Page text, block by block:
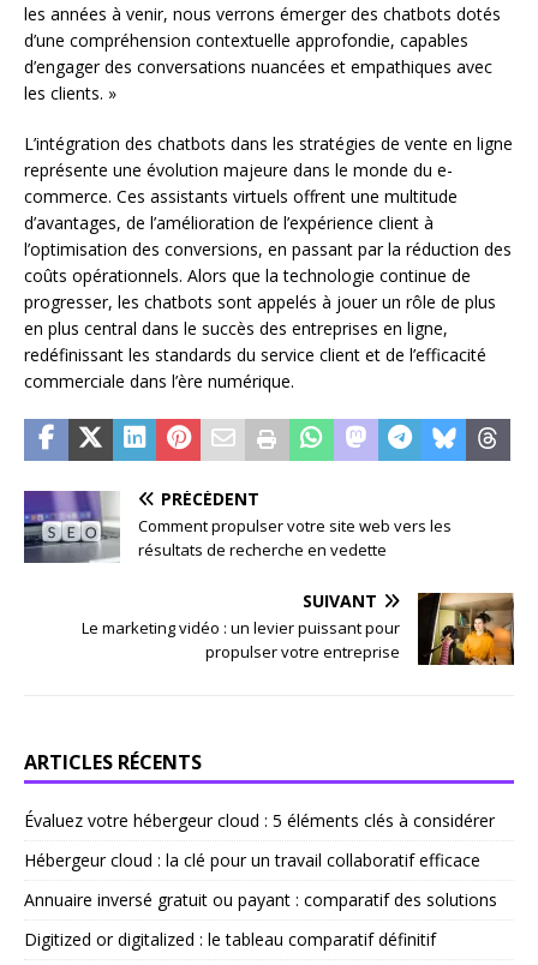
les années à venir, nous verrons émerger des chatbots dotés
d’une compréhension contextuelle approfondie, capables
d’engager des conversations nuancées et empathiques avec
les clients. »
L’intégration des chatbots dans les stratégies de vente en ligne
représente une évolution majeure dans le monde du e-
commerce. Ces assistants virtuels offrent une multitude
d’avantages, de l’amélioration de l’expérience client à
l’optimisation des conversions, en passant par la réduction des
coûts opérationnels. Alors que la technologie continue de
progresser, les chatbots sont appelés à jouer un rôle de plus
en plus central dans le succès des entreprises en ligne,
redéfinissant les standards du service client et de l’efficacité
commerciale dans l’ère numérique.
PRÉCÉDENT
Comment propulser votre site web vers les
résultats de recherche en vedette
SUIVANT
Le marketing vidéo : un levier puissant pour
propulser votre entreprise
ARTICLES RÉCENTS
Évaluez votre hébergeur cloud : 5 éléments clés à considérer
Hébergeur cloud : la clé pour un travail collaboratif efficace
Annuaire inversé gratuit ou payant : comparatif des solutions
Digitized or digitalized : le tableau comparatif définitif